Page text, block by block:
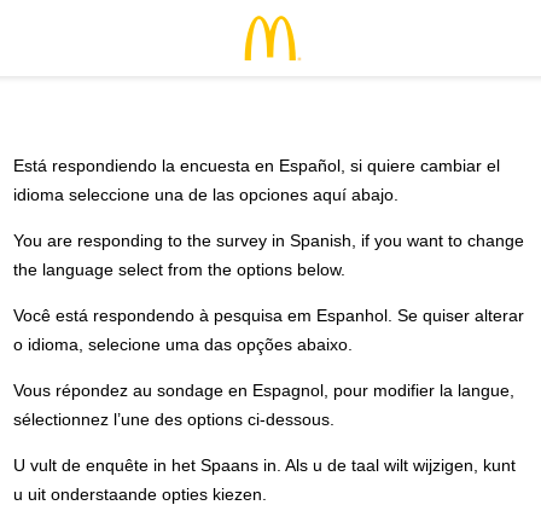
Está respondiendo la encuesta en Español, si quiere cambiar el
idioma seleccione una de las opciones aquí abajo.
You are responding to the survey in Spanish, if you want to change
the language select from the options below.
Você está respondendo à pesquisa em Espanhol. Se quiser alterar
o idioma, selecione uma das opções abaixo.
Vous répondez au sondage en Espagnol, pour modifier la langue,
sélectionnez l’une des options ci-dessous.
U vult de enquête in het Spaans in. Als u de taal wilt wijzigen, kunt
u uit onderstaande opties kiezen.